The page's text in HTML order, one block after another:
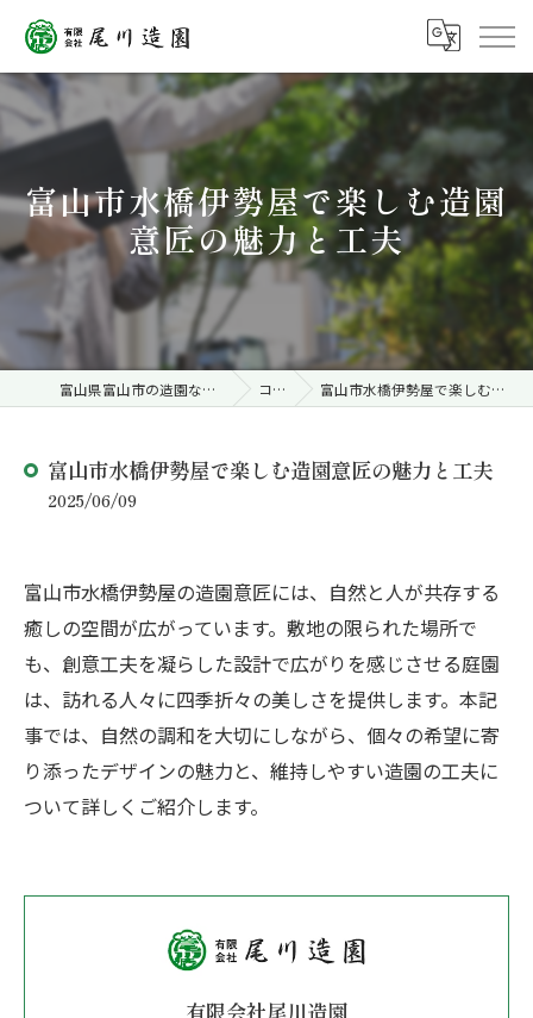
富山市水橋伊勢屋で楽しむ造園
意匠の魅力と工夫
富山県富山市の造園なら有限会社尾川造園 コラム 富山市水橋伊勢屋で楽しむ造園意匠の魅力と工夫
富山市水橋伊勢屋で楽しむ造園意匠の魅力と工夫
2025/06/09
富山市水橋伊勢屋の造園意匠には、自然と人が共存する
癒しの空間が広がっています。敷地の限られた場所で
も、創意工夫を凝らした設計で広がりを感じさせる庭園
は、訪れる人々に四季折々の美しさを提供します。本記
事では、自然の調和を大切にしながら、個々の希望に寄
り添ったデザインの魅力と、維持しやすい造園の工夫に
ついて詳しくご紹介します。
有限会社尾川造園